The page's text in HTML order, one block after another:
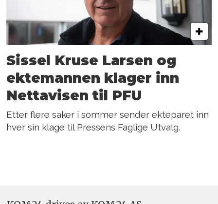
Sissel Kruse Larsen og
ektemannen klager inn
Nettavisen til PFU
Etter flere saker i sommer sender ekteparet inn
hver sin klage til Pressens Faglige Utvalg.